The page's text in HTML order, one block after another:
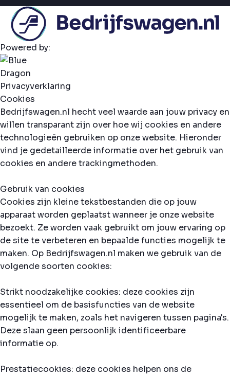
Powered by:
Privacyverklaring
Cookies
Bedrijfswagen.nl hecht veel waarde aan jouw privacy en
willen transparant zijn over hoe wij cookies en andere
technologieën gebruiken op onze website. Hieronder
vind je gedetailleerde informatie over het gebruik van
cookies en andere trackingmethoden.
Gebruik van cookies
Cookies zijn kleine tekstbestanden die op jouw
apparaat worden geplaatst wanneer je onze website
bezoekt. Ze worden vaak gebruikt om jouw ervaring op
de site te verbeteren en bepaalde functies mogelijk te
maken. Op Bedrijfswagen.nl maken we gebruik van de
volgende soorten cookies:
Strikt noodzakelijke cookies: deze cookies zijn
essentieel om de basisfuncties van de website
mogelijk te maken, zoals het navigeren tussen pagina's.
Deze slaan geen persoonlijk identificeerbare
informatie op.
Prestatiecookies: deze cookies helpen ons de